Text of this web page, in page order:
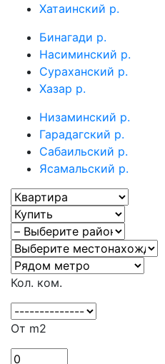
Хатаинский р.
Бинагади р.
Насиминский р.
Сураханский р.
Хазар р.
Низаминский р.
Гарадагский р.
Сабаильский р.
Ясамальский р.
Кол. ком.
От m2